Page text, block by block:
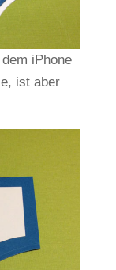
iPhone
ist aber